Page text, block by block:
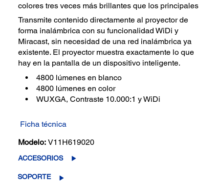
colores tres veces más brillantes que los principales
Transmite contenido directamente al proyector de
forma inalámbrica con su funcionalidad WiDi y
Miracast, sin necesidad de una red inalámbrica ya
existente. El proyector muestra exactamente lo que
hay en la pantalla de un dispositivo inteligente.
4800 lúmenes en blanco
4800 lúmenes en color
WUXGA, Contraste 10.000:1 y WiDi
Ficha técnica
Modelo: V11H619020
ACCESORIOS
SOPORTE